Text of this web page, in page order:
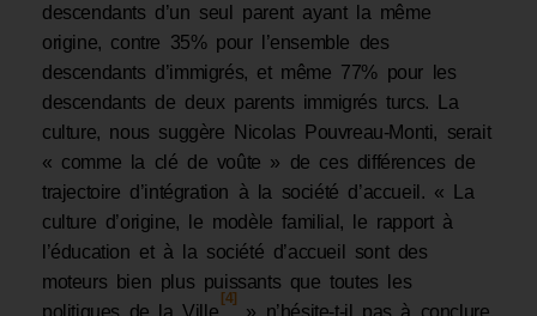
descendants d’un seul parent ayant la même
origine, contre 35% pour l’ensemble des
descendants d’immigrés, et même 77% pour les
descendants de deux parents immigrés turcs. La
culture, nous suggère Nicolas Pouvreau-Monti, serait
« comme la clé de voûte » de ces différences de
trajectoire d’intégration à la société d’accueil. « La
culture d’origine, le modèle familial, le rapport à
l’éducation et à la société d’accueil sont des
moteurs bien plus puissants que toutes les
politiques de la Ville
[4]
» n’hésite-t-il pas à conclure.